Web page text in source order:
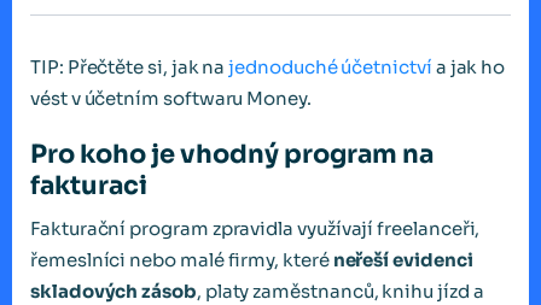
TIP: Přečtěte si, jak najednoduché účetnictví a jak ho
vést v účetním softwaru Money.
Pro koho je vhodný program na
fakturaci
Fakturační program zpravidla využívají freelanceři,
řemeslníci nebo malé firmy, které neřeší evidenci
skladových zásob, platy zaměstnanců, knihu jízd a